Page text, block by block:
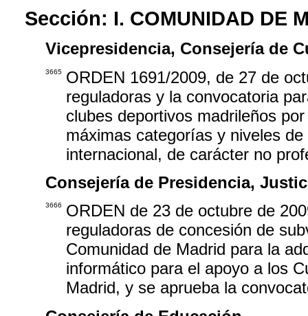
Sección: I. COMUNIDAD DE
Vicepresidencia, Consejería de
3665
ORDEN 1691/2009, de 27 de
reguladoras y la convocatoria
clubes deportivos madrileños
máximas categorías y niveles
internacional, de carácter no
Consejería de Presidencia,
3666
ORDEN de 23 de octubre de
reguladoras de concesión de
Comunidad de Madrid para la
informático para el apoyo a los
Madrid, y se aprueba la